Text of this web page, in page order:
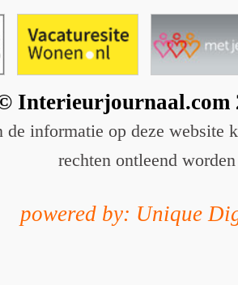
Interieurjournaal.com
de informatie op deze website
rechten ontleend worden
powered by: Unique